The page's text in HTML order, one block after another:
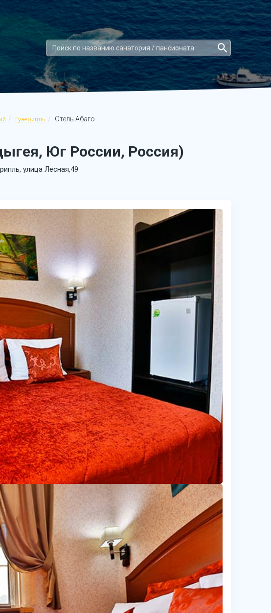
Гузерипль Отель Абаго
Юг России, Россия)
улица Лесная,49